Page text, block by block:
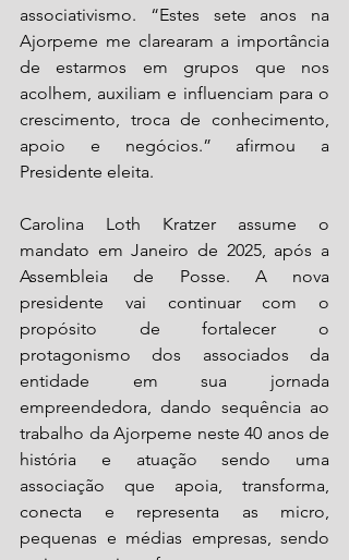
associativismo. “Estes sete anos na
Ajorpeme me clarearam a importância
de estarmos em grupos que nos
acolhem, auxiliam e influenciam para o
crescimento, troca de conhecimento,
apoio e negócios.” afirmou a
Presidente eleita.
Carolina Loth Kratzer assume o
mandato em Janeiro de 2025, após a
Assembleia de Posse. A nova
presidente vai continuar com o
propósito de fortalecer o
protagonismo dos associados da
entidade em sua jornada
empreendedora, dando sequência ao
trabalho da Ajorpeme neste 40 anos de
história e atuação sendo uma
associação que apoia, transforma,
conecta e representa as micro,
pequenas e médias empresas, sendo